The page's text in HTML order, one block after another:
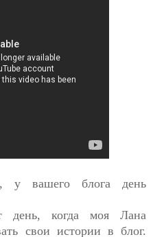
у вашего блога день
когда моя Лана
свои истории в блог.